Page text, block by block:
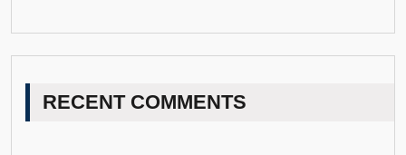
RECENT COMMENTS